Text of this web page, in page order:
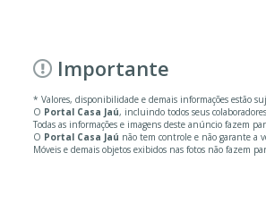
Importante
* Valores, disponibilidade e demais informações estão
O Portal Casa Jaú, incluindo todos seus
Todas as informações e imagens deste anúncio fazem
O Portal Casa Jaú não tem controle e não garante a
Móveis e demais objetos exibidos nas fotos não fazem